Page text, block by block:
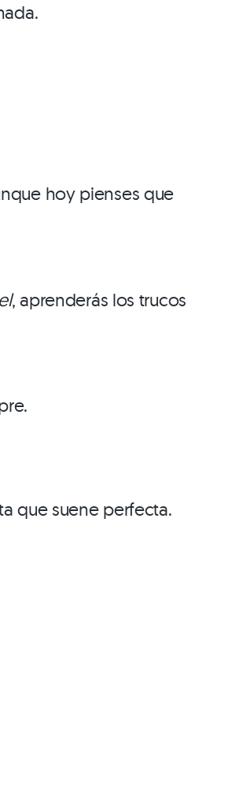
hoy pienses que
, aprenderás los trucos
que suene perfecta.